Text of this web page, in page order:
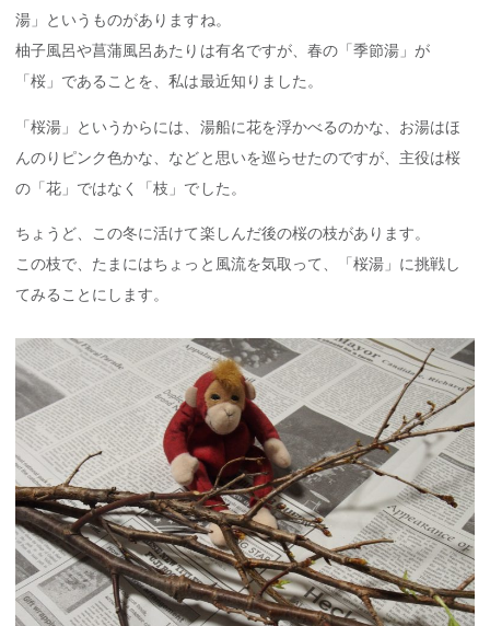
湯」というものがありますね。
柚子風呂や菖蒲風呂あたりは有名ですが、春の「季節湯」が
「桜」であることを、私は最近知りました。
「桜湯」というからには、湯船に花を浮かべるのかな、お湯はほ
んのりピンク色かな、などと思いを巡らせたのですが、主役は桜
の「花」ではなく「枝」でした。
ちょうど、この冬に活けて楽しんだ後の桜の枝があります。
この枝で、たまにはちょっと風流を気取って、「桜湯」に挑戦し
てみることにします。